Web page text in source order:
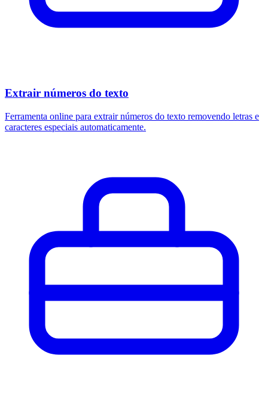
Extrair números do texto
Ferramenta online para extrair números do texto removendo letras e
caracteres especiais automaticamente.